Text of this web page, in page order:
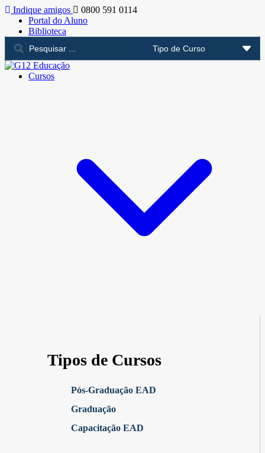
Indique amigos
0800 591 0114
Portal do Aluno
Biblioteca
Cursos
Tipos de Cursos
Pós-Graduação EAD
Graduação
Capacitação EAD